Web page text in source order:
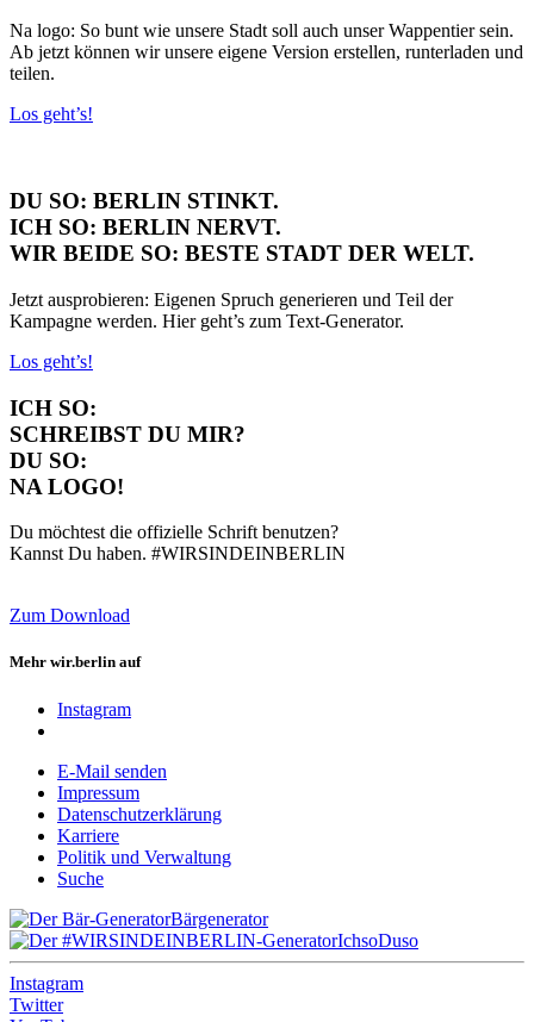
Na logo: So bunt wie unsere Stadt soll auch unser Wappentier sein.
Ab jetzt können wir unsere eigene Version erstellen, runterladen und
teilen.
Los geht’s!
DU SO: BERLIN STINKT.
ICH SO: BERLIN NERVT.
WIR BEIDE SO: BESTE STADT DER WELT.
Jetzt ausprobieren: Eigenen Spruch generieren und Teil der
Kampagne werden. Hier geht’s zum Text-Generator.
Los geht’s!
ICH SO:
SCHREIBST DU MIR?
DU SO:
NA LOGO!
Du möchtest die offizielle Schrift benutzen?
Kannst Du haben. #WIRSINDEINBERLIN
Zum Download
Mehr wir.berlin auf
Instagram
E-Mail senden
Impressum
Datenschutzerklärung
Karriere
Politik und Verwaltung
Suche
Bärgenerator
IchsoDuso
Instagram
Twitter